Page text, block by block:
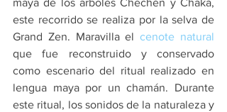
maya de los árboles Chechén y Chaká,
este recorrido se realiza por la selva de
Grand Zen. Maravilla el cenote natural
que fue reconstruido y conservado
como escenario del ritual realizado en
lengua maya por un chamán. Durante
este ritual, los sonidos de la naturaleza y